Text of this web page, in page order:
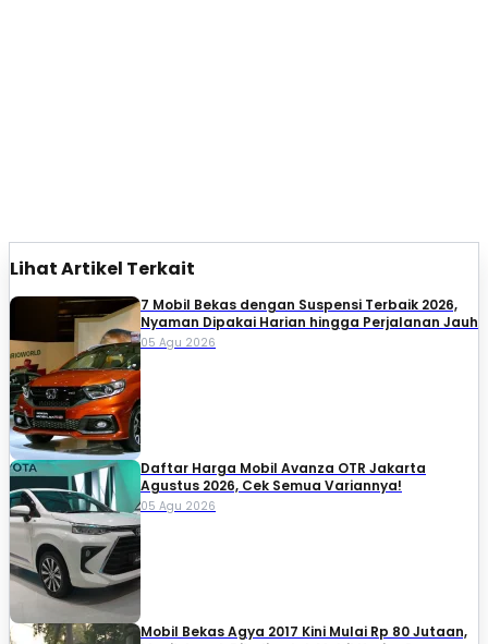
Lihat Artikel Terkait
7 Mobil Bekas dengan Suspensi Terbaik 2026,
Nyaman Dipakai Harian hingga Perjalanan Jauh
05 Agu 2026
Daftar Harga Mobil Avanza OTR Jakarta
Agustus 2026, Cek Semua Variannya!
05 Agu 2026
Mobil Bekas Agya 2017 Kini Mulai Rp 80 Jutaan,